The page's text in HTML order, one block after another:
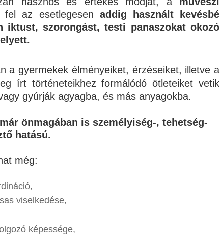
fel az esetlegesen addig használt kevésbé
iktust, szorongást, testi panaszokat okozó
a gyermekek élményeiket, érzéseiket, illetve a
írt történeteikhez formálódó ötleteiket vetik
gyúrják agyagba, és más anyagokba.
önmagában is személyiség-, tehetség-
hatású.
még:
viselkedése,
képessége,